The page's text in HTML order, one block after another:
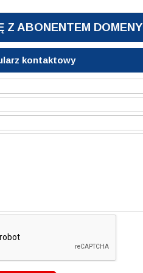
Z ABONENTEM DOMENY
kontaktowy